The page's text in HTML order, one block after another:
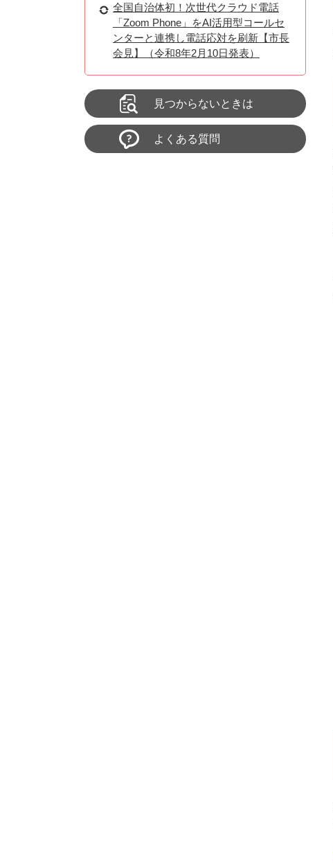
全国自治体初！次世代クラウド電話
「Zoom Phone」をAI活用型コールセ
ンターと連携し電話応対を刷新【市長
会見】（令和8年2月10日発表）
見つからないときは
よくある質問